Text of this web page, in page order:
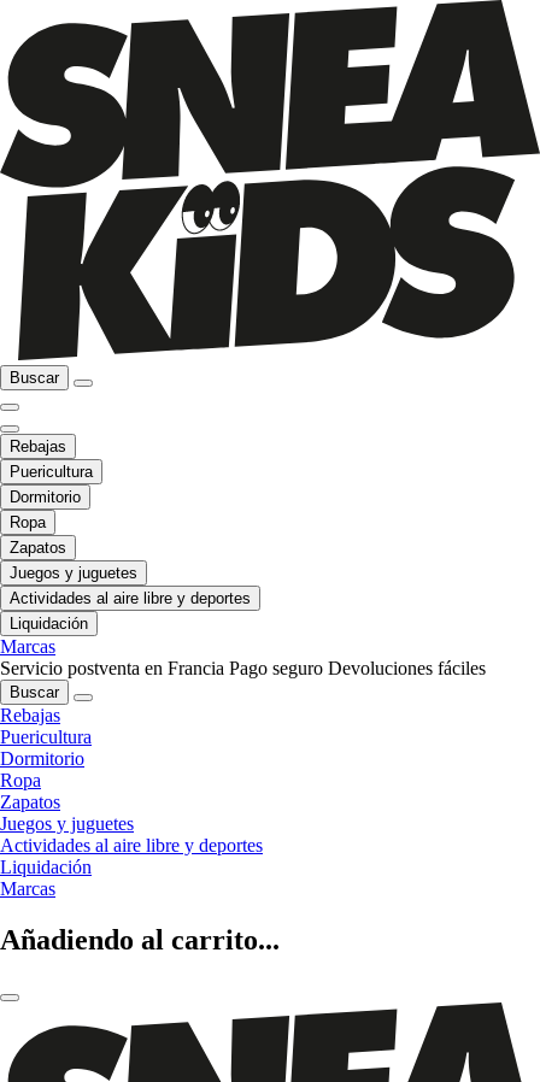
Buscar
Rebajas
Puericultura
Dormitorio
Ropa
Zapatos
Juegos y juguetes
Actividades al aire libre y deportes
Liquidación
Marcas
Servicio postventa en Francia Pago seguro Devoluciones fáciles
Buscar
Rebajas
Puericultura
Dormitorio
Ropa
Zapatos
Juegos y juguetes
Actividades al aire libre y deportes
Liquidación
Marcas
Añadiendo al carrito...